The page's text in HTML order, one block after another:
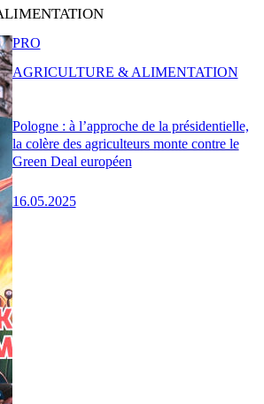
Pologne : à l’approche de la présidentielle,
la colère des agriculteurs monte contre le
Green Deal européen
16.05.2025
PRO
AGRICULTURE & ALIMENTATION